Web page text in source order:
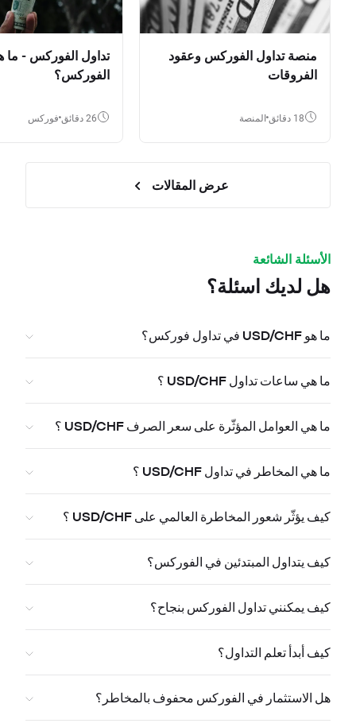
منصة تداول الفوركس وعقود
الفروقات
18 دقائق المنصة
تداول الفوركس - ما
الفوركس؟
26 دقائق فوركس
عرض المقالات
الأسئلة الشائعة
هل لديك اسئلة؟
ما هو USD/CHF في تداول فوركس؟
ما هي ساعات تداول USD/CHF ؟
ما هي العوامل المؤثّرة على سعر الصرف USD/CHF ؟
ما هي المخاطر في تداول USD/CHF ؟
كيف يؤثّر شعور المخاطرة العالمي على USD/CHF ؟
كيف يتداول المبتدئين في الفوركس؟
كيف يمكنني تداول الفوركس بنجاح؟
كيف أبدأ تعلم التداول؟
هل الاستثمار في الفوركس محفوف بالمخاطر؟